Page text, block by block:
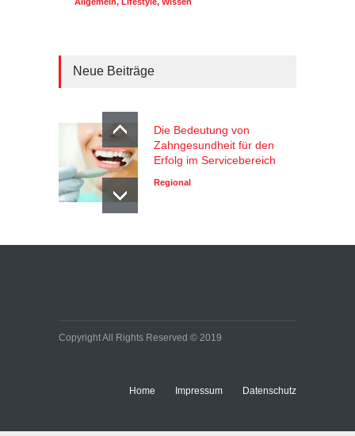
Neue Beiträge
Die Bedeutung von
Zahngesundheit für den
Erfolg im Servicebereich
Regional
Copyright All Rights Reserved © 2019
Home Impressum Datenschutz